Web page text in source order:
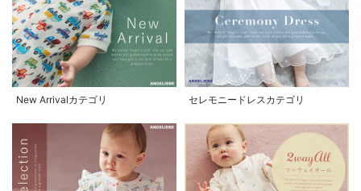
New Arrivalカテゴリ セレモニードレスカテゴリ